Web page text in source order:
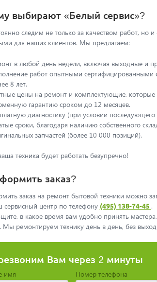
выбирают «Белый сервис»?
следим не только за качеством работ, но
для наших клиентов. Мы предлагаем:
в любой день недели, включая выходные и
работ опытными сертифицированными
8 лет.
цены на ремонт и комплектующие, которые
гарантию сроком до 12 месяцев.
диагностику (при условии
сроки, благодаря наличию собственного
запчастей (более 10 000 позиций).
техника будет работать безупречно!
заказ?
заказ на ремонт бытовой техники можно
сервисный центр по телефонy (495) 138-74-45 .
в какое время вам удобно принять
Мы ремонтируем технику день в день, без
Вам через 2 минуты
имя Номер телефона